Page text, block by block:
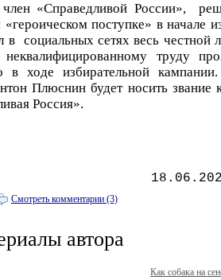
«Справедливой России»,
поступке» в начале
в социальных сетях весь честной
труду
в ходе избирательной
Плюснин будет носить звание
Россия».
Смотреть комментарии (3)
автора
Как собака на